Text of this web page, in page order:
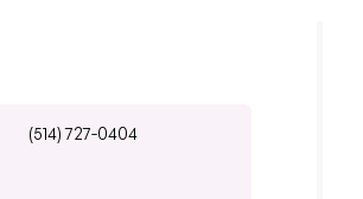
(514) 727-0404